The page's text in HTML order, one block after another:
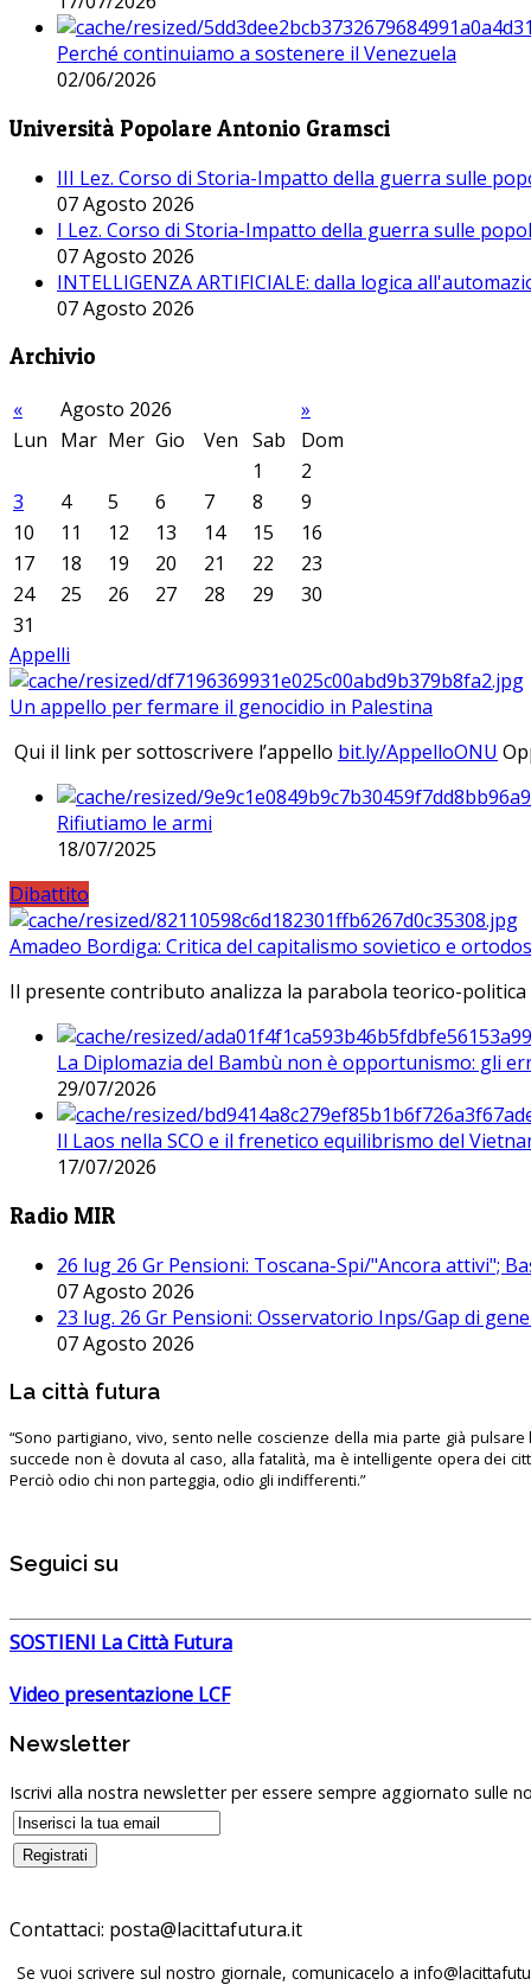
Perché continuiamo a sostenere il Venezuela
02/06/2026
Università Popolare Antonio Gramsci
III Lez. Corso di Storia-Impatto della guerra sulle
07 Agosto 2026
I Lez. Corso di Storia-Impatto della guerra sulle
07 Agosto 2026
INTELLIGENZA ARTIFICIALE: dalla logica
07 Agosto 2026
Archivio
« Agosto 2026
»
Lun Mar Mer Gio Ven Sab
Dom
1
2
3
4 5 6 7 8
9
10
11 12 13 14 15
16
17
18 19 20 21 22
23
24
25 26 27 28 29
30
31
Appelli
Un appello per fermare il genocidio in Palestina
Qui il link per sottoscrivere l’appello bit.ly/AppelloONU
Rifiutiamo le armi
18/07/2025
Dibattito
Amadeo Bordiga: Critica del capitalismo sovietico e
Il presente contributo analizza la parabola teorico-
La Diplomazia del Bambù non è opportunismo: gli
29/07/2026
Il Laos nella SCO e il frenetico equilibrismo del
17/07/2026
Radio MIR
26 lug 26 Gr Pensioni: Toscana-Spi/"Ancora attivi";
07 Agosto 2026
23 lug. 26 Gr Pensioni: Osservatorio Inps/Gap di
07 Agosto 2026
La città futura
“Sono partigiano, vivo, sento nelle coscienze della mia parte già pulsare
succede non è dovuta al caso, alla fatalità, ma è intelligente opera dei
Perciò odio chi non parteggia, odio gli indifferenti.”
Seguici su
SOSTIENI La Città Futura
Video presentazione LCF
Newsletter
Iscrivi alla nostra newsletter per essere sempre aggiornato sulle
Contattaci:
Se vuoi scrivere sul nostro giornale, comunicacelo a